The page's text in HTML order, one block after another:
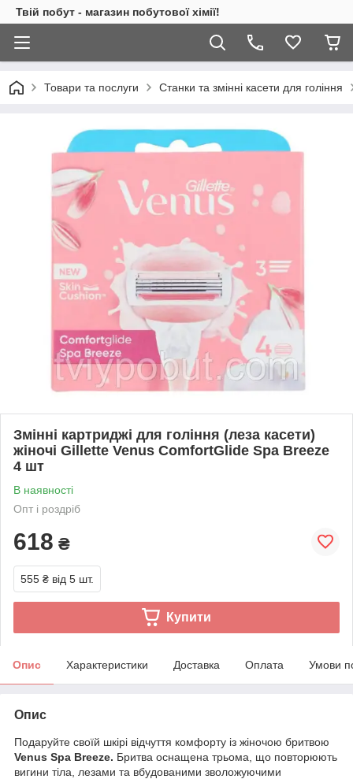
Твій побут - магазин побутової хімії!
Товари та послуги Cтанки та змінні касети для гоління
Змінні картриджі для гоління (леза касети)
жіночі Gillette Venus ComfortGlide Spa Breeze
4 шт
В наявності
Опт і роздріб
618 ₴
555 ₴ від 5 шт.
Купити
Опис Характеристики Доставка Оплата Умови
Опис
Подаруйте своїй шкірі відчуття комфорту із жіночою бритвою
Venus Spa Breeze. Бритва оснащена трьома, що повторюють
вигини тіла, лезами та вбудованими зволожуючими